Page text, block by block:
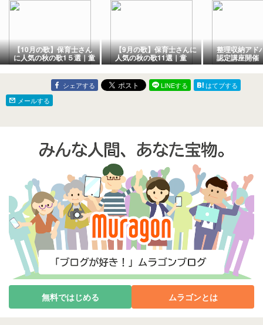
【10月の歌】保育士さん
に人気の秋の歌1５選｜童
謡・ハロウィン・定番ソ
ングまとめ
【9月の歌】保育士さんに
人気の秋の歌11選｜童
謡・運動会・定番ソング
まとめ
整理収納アド
認定講座開催
シェアする LINEする
はてブする
メールする
無料ではじめる ムラゴンとは